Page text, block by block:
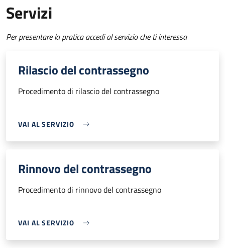
Servizi
Per presentare la pratica accedi al servizio che ti interessa
Rilascio del contrassegno
Procedimento di rilascio del contrassegno
VAI AL SERVIZIO
Rinnovo del contrassegno
Procedimento di rinnovo del contrassegno
VAI AL SERVIZIO